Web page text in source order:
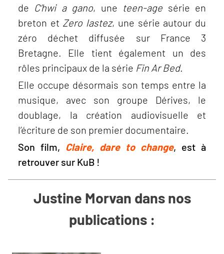
de C’hwi a gano, une teen-age série en
breton et Zero lastez, une série autour du
zéro déchet diffusée sur France 3
Bretagne. Elle tient également un des
rôles principaux de la série Fin Ar Bed.
Elle occupe désormais son temps entre la
musique, avec son groupe Dérives, le
doublage, la création audiovisuelle et
l’écriture de son premier documentaire.
Son film, Claire, dare to change, est à
retrouver sur KuB !
Justine Morvan dans nos
publications :